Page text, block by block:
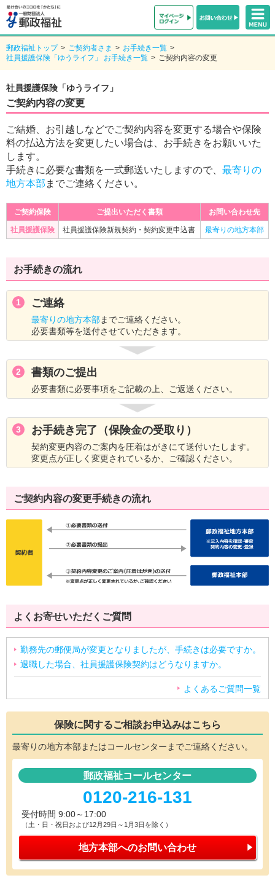
郵政福祉トップ > ご契約者さま > お手続き一覧 >
社員援護保険「ゆうライフ」 お手続き一覧 > ご契約内容の変更
社員援護保険「ゆうライフ」
ご契約内容の変更
ご結婚、お引越しなどでご契約内容を変更する場合や保険
料の払込方法を変更したい場合は、お手続きをお願いいた
します。
手続きに必要な書類を一式郵送いたしますので、 最寄りの
地方本部 までご連絡ください。
ご契約保険 ご提出いただく書類 お問い合わせ先
社員援護保険 社員援護保険新規契約・契約変更申込書 最寄りの地方本部
お手続きの流れ
1 ご連絡
最寄りの地方本部までご連絡ください。
必要書類等を送付させていただきます。
2 書類のご提出
必要書類に必要事項をご記載の上、ご返送ください。
3 お手続き完了（保険金の受取り）
契約変更内容のご案内を圧着はがきにて送付いたします。
変更点が正しく変更されているか、ご確認ください。
ご契約内容の変更手続きの流れ
よくお寄せいただくご質問
勤務先の郵便局が変更となりましたが、手続きは必要ですか。
退職した場合、社員援護保険契約はどうなりますか。
よくあるご質問一覧
保険に関するご相談お申込みはこちら
最寄りの地方本部またはコールセンターまでご連絡ください。
郵政福祉コールセンター
0120-216-131
受付時間 9:00～17:00
（土・日・祝日および12月29日～1月3日を除く）
地方本部へのお問い合わせ